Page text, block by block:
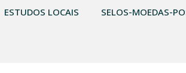
ESTUDOS LOCAIS SELOS-MOEDAS-